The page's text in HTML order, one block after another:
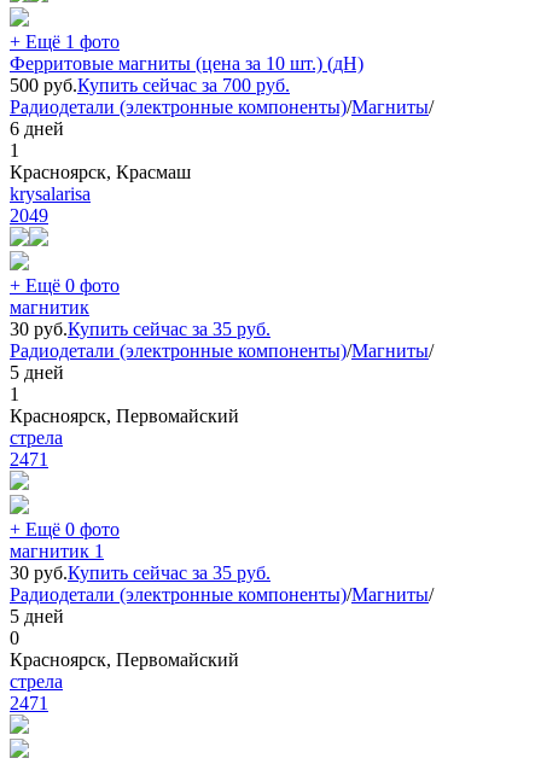
+ Ещё 1 фото
Ферритовые магниты (цена за 10 шт.) (дН)
500 руб.Купить сейчас за 700 руб.
Радиодетали (электронные компоненты)/Магниты/
6 дней
1
Красноярск, Красмаш
krysalarisa
2049
+ Ещё 0 фото
магнитик
30 руб.Купить сейчас за 35 руб.
Радиодетали (электронные компоненты)/Магниты/
5 дней
1
Красноярск, Первомайский
стрела
2471
+ Ещё 0 фото
магнитик 1
30 руб.Купить сейчас за 35 руб.
Радиодетали (электронные компоненты)/Магниты/
5 дней
0
Красноярск, Первомайский
стрела
2471